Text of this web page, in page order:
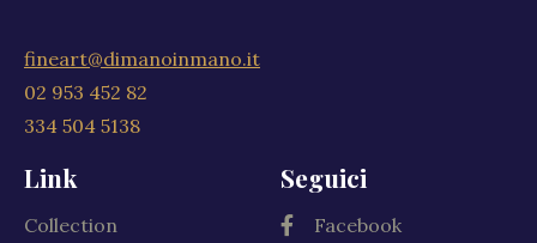
fineart@dimanoinmano.it
02 953 452 82
334 504 5138
Link
Collection
Seguici
Facebook